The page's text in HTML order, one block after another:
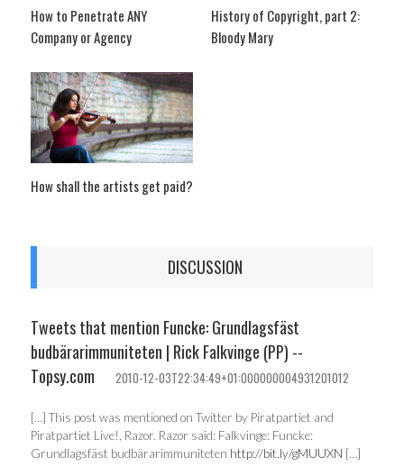
How to Penetrate ANY
Company or Agency
History of Copyright, part 2:
Bloody Mary
How shall the artists get paid?
DISCUSSION
Tweets that mention Funcke: Grundlagsfäst
budbärarimmuniteten | Rick Falkvinge (PP) --
Topsy.com
2010-12-03T22:34:49+01:000000004931201012
[…] This post was mentioned on Twitter by Piratpartiet and
Piratpartiet Live!, Razor. Razor said: Falkvinge: Funcke:
Grundlagsfäst budbärarimmuniteten http://bit.ly/gMUUXN […]